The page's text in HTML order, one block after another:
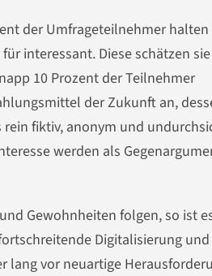
der Umfrageteilnehmer halten
interessant. Diese schätzen
10 Prozent der Teilnehmer
der Zukunft an,
fiktiv, anonym und
werden als
Gewohnheiten folgen, so ist
Digitalisierung und
vor neuartige